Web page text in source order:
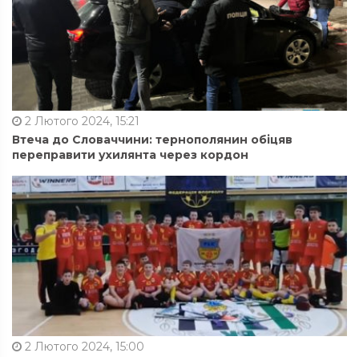
2 Лютого 2024, 15:21
Втеча до Словаччини: тернополянин обіцяв
переправити ухилянта через кордон
2 Лютого 2024, 15:00